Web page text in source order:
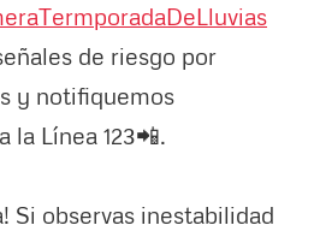
de riesgo por
y notifiquemos
la Línea 123📲.
Si observas inestabilidad